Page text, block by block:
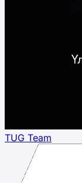
TUG Team